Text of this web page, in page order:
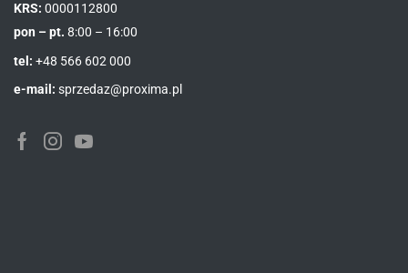
KRS: 0000112800
pon – pt. 8:00 – 16:00
tel: +48 566 602 000
e-mail: sprzedaz@proxima.pl